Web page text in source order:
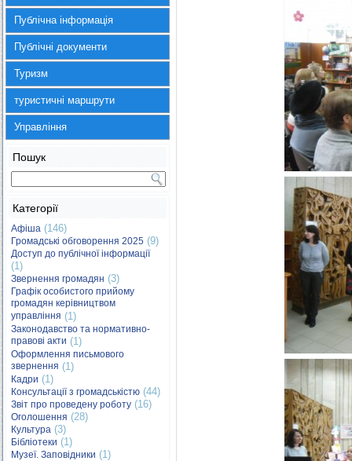
Публічна інформація
Публічні документи
Туризм
туристичні маршрути
Управління
Пошук
Категорії
Афіша (146)
Громадські обговорення 2025 (9)
Доступ до публічної інформації
(1)
Звернення громадян (3)
Графік особистого прийому
громадян керівництвом
управління (1)
Законодавство та нормативно-
правові акти (1)
Оформлення письмового
звернення (1)
Кадри (1)
Консультації з громадськістю (44)
Звіт про проведену роботу (16)
Оголошення (28)
Культура (3)
Бібліотеки (1)
Музеї. Заповідники (1)